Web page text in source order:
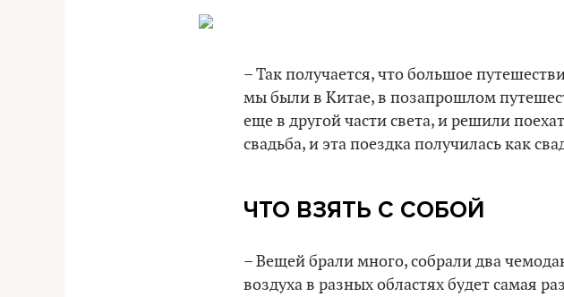
– Так получается, что большое
мы были в Китае, в позапрошлом
еще в другой части света, и решили
свадьба, и эта поездка получилась как
ЧТО ВЗЯТЬ С СОБОЙ
– Вещей брали много, собрали два
воздуха в разных областях будет самая